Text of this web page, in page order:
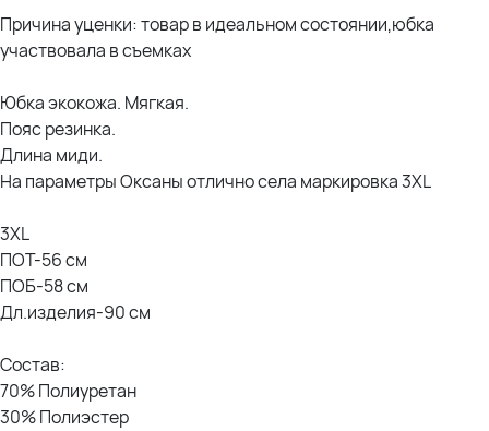
Причина уценки: товар в идеальном состоянии,юбка
участвовала в съемках
Юбка экокожа. Мягкая.
Пояс резинка.
Длина миди.
На параметры Оксаны отлично села маркировка 3XL
3XL
ПОТ-56 см
ПОБ-58 см
Дл.изделия-90 см
Состав:
70% Полиуретан
30% Полиэстер